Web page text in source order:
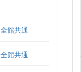
全館共通
全館共通